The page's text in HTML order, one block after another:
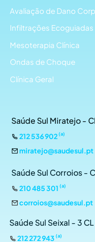
Avaliação de Dano
Infiltrações Ecoguiadas
Mesoterapia Clínica
Ondas de Choque
Clínica Geral
Saúde Sul Miratejo -
212 536 902(a)
miratejo@saudesul.pt
Saúde Sul Corroios -
210 485 301 (a)
corroios@saudesul.pt
Saúde Sul Seixal - 3 CL
212 272 943 (a)